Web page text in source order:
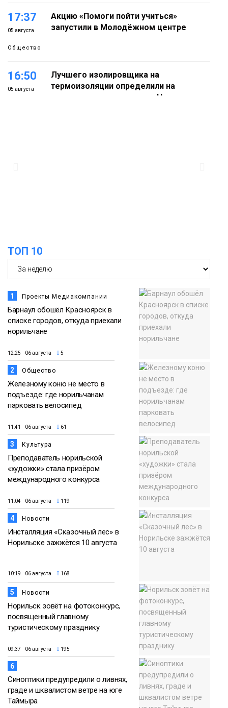
17:37
05 августа
Общество
Акцию «Помоги пойти учиться»
запустили в Молодёжном центре
16:50
05 августа
Лучшего изолировщика на
термоизоляции определили на
ремонтном предприятии «Норникеля»
ТОП 10
1 Проекты Медиакомпании
Барнаул обошёл Красноярск в
списке городов, откуда приехали
норильчане
12:25 06 августа 5
2 Общество
Железному коню не место в
подъезде: где норильчанам
парковать велосипед
11:41 06 августа 61
3 Культура
Преподаватель норильской
«художки» стала призёром
международного конкурса
11:04 06 августа 119
4 Новости
Инсталляция «Сказочный лес» в
Норильске зажжётся 10 августа
10:19 06 августа 168
5 Новости
Норильск зовёт на фотоконкурс,
посвященный главному
туристическому празднику
09:37 06 августа 195
6
Синоптики предупредили о ливнях,
граде и шквалистом ветре на юге
Таймыра